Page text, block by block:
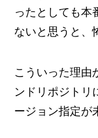
ったとしても本
ないと思うと、
こういった理由
ンドリポジトリ
ージョン指定が